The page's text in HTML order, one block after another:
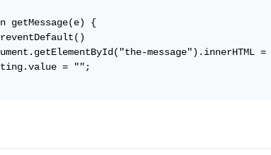
getMessage(e) {
message").innerHTML =
= "";